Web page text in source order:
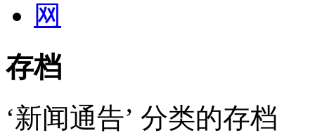
存档
‘新闻通告’ 分类的存档